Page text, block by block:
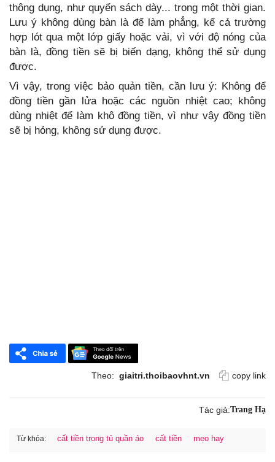
thông dụng, như quyển sách dày... trong một thời gian.
Lưu ý không dùng bàn là để làm phẳng, kể cả trường
hợp lót qua một lớp giấy hoặc vải, vì với độ nóng của
bàn là, đồng tiền sẽ bị biến dạng, không thể sử dụng
được.
Vì vậy, trong việc bảo quản tiền, cần lưu ý: Không để
đồng tiền gần lửa hoặc các nguồn nhiệt cao; không
dùng nhiệt để làm khô đồng tiền, vì như vậy đồng tiền
sẽ bị hỏng, không sử dụng được.
Theo: giaitri.thoibaovhnt.vn copy link
Tác giả:Trang Hạ
Từ khóa: cất tiền trong tủ quần áo cất tiền mẹo hay